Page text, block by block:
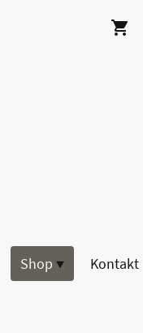
Shop Kontakt